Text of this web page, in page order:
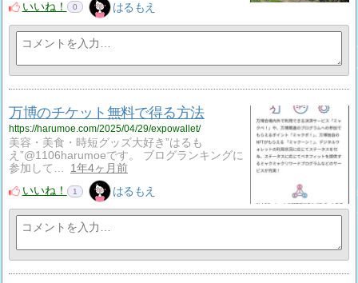
いいね！
0 はるもえ
万博のチケット無料で得る方法
https://harumoe.com/2025/04/29/expowallet/
美容・美食・時短グッズ大好き”はるも
え”@1106harumoeです。 ブログランキングに
参加して…
1年4ヶ月前
いいね！
1 はるもえ